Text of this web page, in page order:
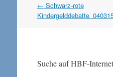
Artikel
Navigation
← Schwarz-rote
Suche auf HBF-